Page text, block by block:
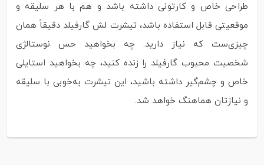
طراحی خاص و کارتونی داشته باشد و هم با هر سلیقه و
موقعیتی قابل استفاده باشد، تیشرت لش گارفیلد دقیقاً همان
چیزی‌ست که نیاز دارید. چه بخواهید حس نوستالژی
شخصیت محبوب گارفیلد را زنده کنید، چه بخواهید استایلی
خاص و چشم‌گیر داشته باشید، این تیشرت به‌خوبی با سلیقه
و نیازتان هماهنگ خواهد شد.